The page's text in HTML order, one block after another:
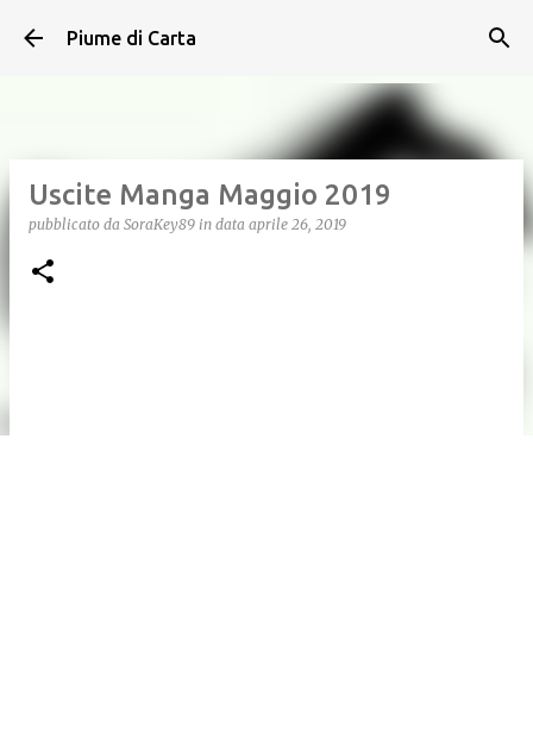
Passa ai contenuti principali
Piume di Carta
Uscite Manga Maggio 2019
pubblicato da SoraKey89 in data aprile 26, 2019